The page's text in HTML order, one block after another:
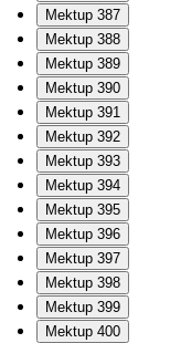
Mektup 387
Mektup 388
Mektup 389
Mektup 390
Mektup 391
Mektup 392
Mektup 393
Mektup 394
Mektup 395
Mektup 396
Mektup 397
Mektup 398
Mektup 399
Mektup 400